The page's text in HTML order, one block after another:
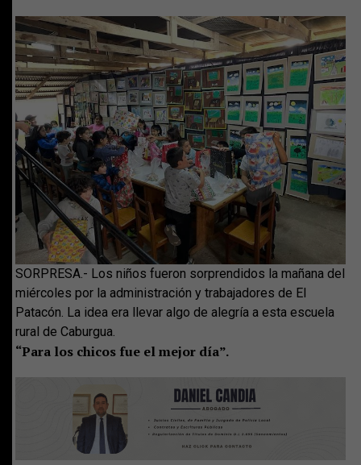
SORPRESA.- Los niños fueron sorprendidos la mañana del
miércoles por la administración y trabajadores de El
Patacón. La idea era llevar algo de alegría a esta escuela
rural de Caburgua.
“Para los chicos fue el mejor día”.